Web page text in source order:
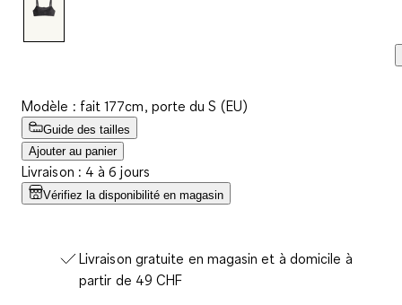
Modèle : fait 177cm, porte du S (EU)
Guide des tailles
Ajouter au panier
Livraison : 4 à 6 jours
Vérifiez la disponibilité en magasin
Livraison gratuite en magasin et à domicile à
partir de 49 CHF